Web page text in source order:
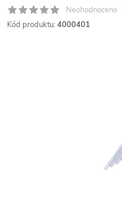
Neohodnoceno
Kód produktu: 4000401